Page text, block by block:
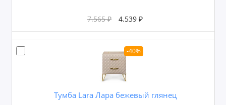
7.565 ₽ 4.539 ₽
-40%
Тумба Lara Лара бежевый глянец